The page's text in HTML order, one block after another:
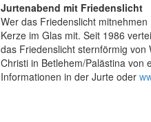
Jurtenabend mit Friedenslicht
Wer das Friedenslicht
Kerze im Glas mit. Seit 1986
das Friedenslicht sternförmig
Christi in Betlehem/Palästina von
Informationen in der Jurte oder